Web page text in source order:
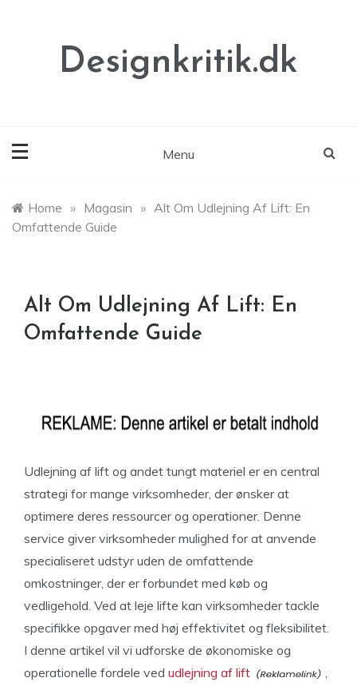
Designkritik.dk
Menu
Home » Magasin » Alt Om Udlejning Af Lift: En
Omfattende Guide
Alt Om Udlejning Af Lift: En
Omfattende Guide
Udlejning af lift og andet tungt materiel er en central
strategi for mange virksomheder, der ønsker at
optimere deres ressourcer og operationer. Denne
service giver virksomheder mulighed for at anvende
specialiseret udstyr uden de omfattende
omkostninger, der er forbundet med køb og
vedligehold. Ved at leje lifte kan virksomheder tackle
specifikke opgaver med høj effektivitet og fleksibilitet.
I denne artikel vil vi udforske de økonomiske og
operationelle fordele ved udlejning af lift
,